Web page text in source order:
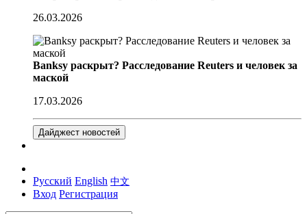
26.03.2026
Banksy раскрыт? Расследование Reuters и человек за
маской
17.03.2026
Дайджест новостей
Русский English 中文
Вход Регистрация